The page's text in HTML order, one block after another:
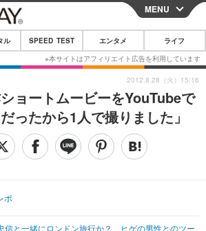
CLOSE
スマートフォン
その他
映画・ドラマ
MENU
ル SPEED TEST エンタメ ライフ
ョートムービーをYouTubeで
たから1人で撮りました」
ポ
信と一緒にロンドン旅行か？ ヒゲの男性とのツー
2012.8.28（火）15:16